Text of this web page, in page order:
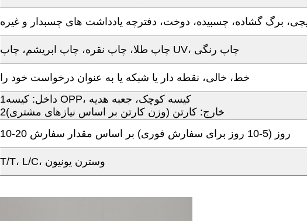
برگ گشاده، چسبیده، دوخت، دفترچه یادداشت های چسبدار و غیره
چاپ طلا، چاپ نقره، چاپ ابریشم، چاپ UV، چاپ رنگی
خط، خالی، نقطه دار یا شبکه یا به عنوان درخواست خود را
1داخل: کیسه OPP، کیسه کوچک، جعبه هدیه
2خارج: کارتن (وزن کارتن بر اساس نیازهای مشتری)
10-20 روز (5-10 روز برای سفارش فوری) بر اساس مقدار سفارش
T/T، L/C، وسترن یونیون